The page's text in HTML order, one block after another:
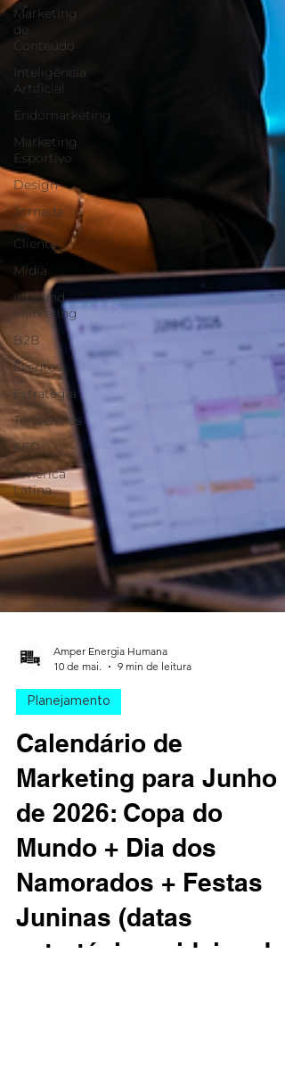
Marketing
de
Conteúdo
Inteligência
Artificial
Endomarketing
Marketing
Esportivo
Design
Jornada
do
Cliente
Mídia
Inbound
Marketing
B2B
Eventos
Estratégia
Tendências
SEO
América
Latina
10 de mai.
9 min de leitura
Calendário de
Marketing para Junho
de 2026: Copa do
Mundo + Dia dos
Namorados + Festas
Juninas (datas